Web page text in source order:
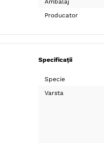
Ambalaj
Producator
Specificații
Specie
Varsta